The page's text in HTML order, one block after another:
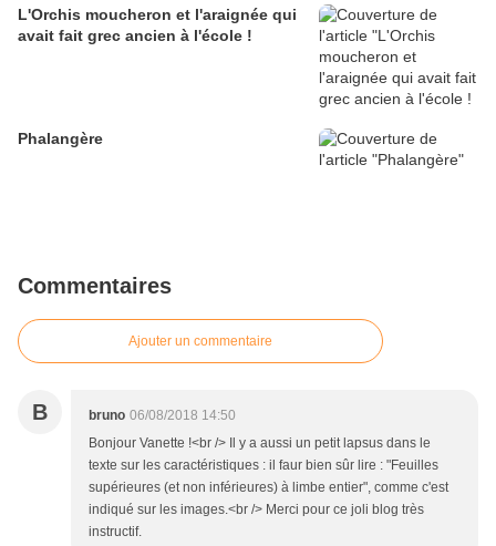
L'Orchis moucheron et l'araignée qui
avait fait grec ancien à l'école !
Phalangère
Commentaires
Ajouter un commentaire
B bruno 06/08/2018 14:50
Bonjour Vanette !<br /> Il y a aussi un petit lapsus dans le
texte sur les caractéristiques : il faur bien sûr lire : "Feuilles
supérieures (et non inférieures) à limbe entier", comme c'est
indiqué sur les images.<br /> Merci pour ce joli blog très
instructif.